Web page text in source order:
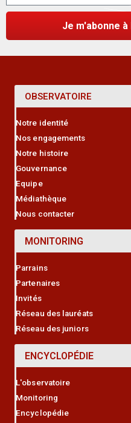
Je m'abonne
OBSERVATOIRE
Notre identité
Nos engagements
Notre histoire
Gouvernance
Equipe
Médiathèque
Nous contacter
MONITORING
Parrains
Partenaires
Invités
Réseau des lauréats
Réseau des juniors
ENCYCLOPÉDIE
L'observatoire
Monitoring
Encyclopédie